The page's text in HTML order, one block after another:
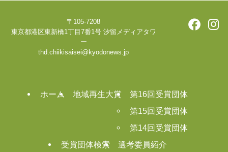
〒105-7208
東京都港区東新橋1丁目7番1号 汐留メディアタワ
ー
thd.chiikisaisei@kyodonews.jp
ホーム 地域再生大賞
第16回受賞団体
第15回受賞団体
第14回受賞団体
受賞団体検索
選考委員紹介